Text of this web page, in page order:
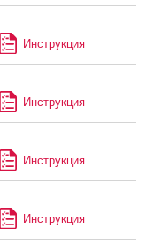
Инструкция
Инструкция
Инструкция
Инструкция